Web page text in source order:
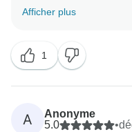
que notre
comme partenaire de
Afficher plus
1
A
Anonyme
5.0
•